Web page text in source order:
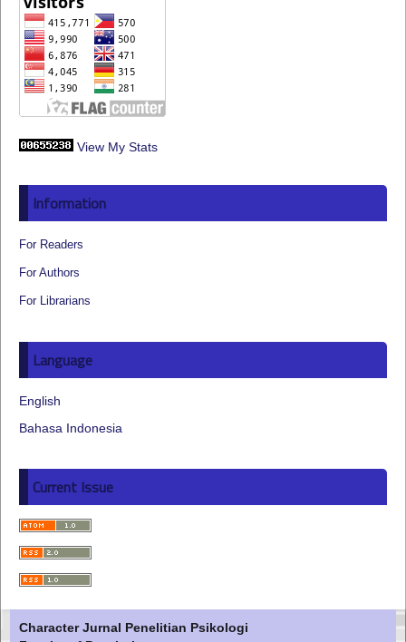
View My Stats
Information
For Readers
For Authors
For Librarians
Language
English
Bahasa Indonesia
Current Issue
Character Jurnal Penelitian Psikologi